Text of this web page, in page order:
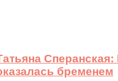
Сперанская:
бременем